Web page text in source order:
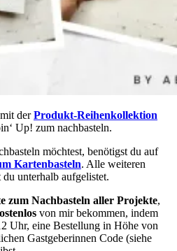
mit derProdukt-Reihenkollektion
Up! zum nachbasteln.
möchtest, benötigst du auf
Kartenbasteln. Alle weiteren
unterhalb aufgelistet.
zum Nachbasteln aller Projekte,
von mir bekommen, indem
Uhr, eine Bestellung in Höhe von
Gastgeberinnen Code (siehe